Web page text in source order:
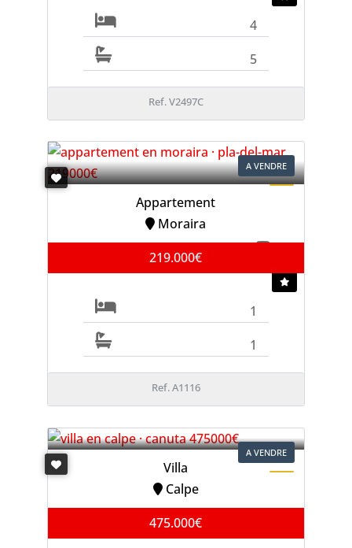
4
5
Ref. V2497C
A VENDRE
Appartement
Moraira
219.000€
1
1
Ref. A1116
A VENDRE
Villa
Calpe
475.000€